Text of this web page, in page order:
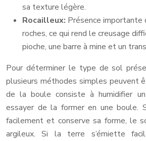
sa texture légère.
Rocailleux: Présence importante
roches, ce qui rend le creusage
pioche, une barre à mine et un
Pour déterminer le type de sol
plusieurs méthodes simples peuvent
de la boule consiste à humidifier
essayer de la former en une boule.
facilement et conserve sa forme, le
argileux. Si la terre s’émiette